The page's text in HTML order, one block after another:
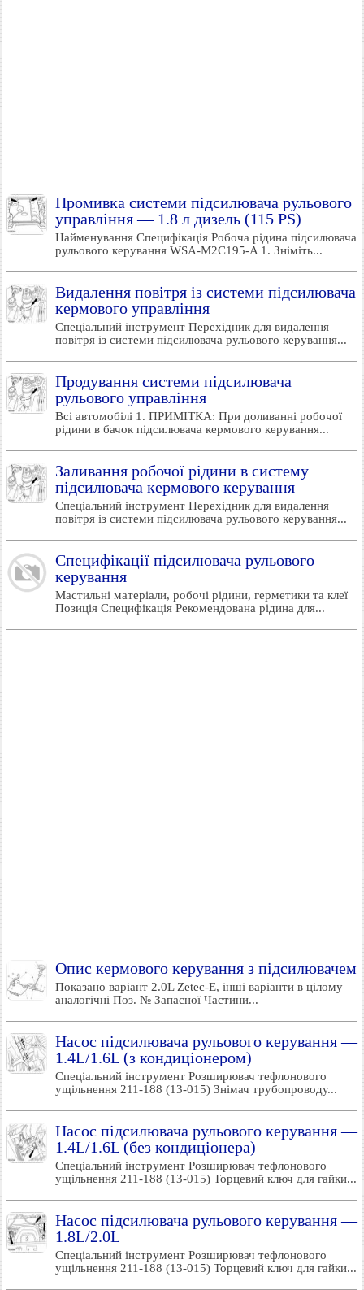
Промивка системи підсилювача рульового
управління — 1.8 л дизель (115 PS)
Найменування Специфікація Робоча рідина підсилювача
рульового керування WSA-M2C195-A 1. Зніміть...
Видалення повітря із системи підсилювача
кермового управління
Спеціальний інструмент Перехідник для видалення
повітря із системи підсилювача рульового керування...
Продування системи підсилювача
рульового управління
Всі автомобілі 1. ПРИМІТКА: При доливанні робочої
рідини в бачок підсилювача кермового керування...
Заливання робочої рідини в систему
підсилювача кермового керування
Спеціальний інструмент Перехідник для видалення
повітря із системи підсилювача рульового керування...
Специфікації підсилювача рульового
керування
Мастильні матеріали, робочі рідини, герметики та клеї
Позиція Специфікація Рекомендована рідина для...
Опис кермового керування з підсилювачем
Показано варіант 2.0L Zetec-E, інші варіанти в цілому
аналогічні Поз. № Запасної Частини...
Насос підсилювача рульового керування —
1.4L/1.6L (з кондиціонером)
Спеціальний інструмент Розширювач тефлонового
ущільнення 211-188 (13-015) Знімач трубопроводу...
Насос підсилювача рульового керування —
1.4L/1.6L (без кондиціонера)
Спеціальний інструмент Розширювач тефлонового
ущільнення 211-188 (13-015) Торцевий ключ для гайки...
Насос підсилювача рульового керування —
1.8L/2.0L
Спеціальний інструмент Розширювач тефлонового
ущільнення 211-188 (13-015) Торцевий ключ для гайки...